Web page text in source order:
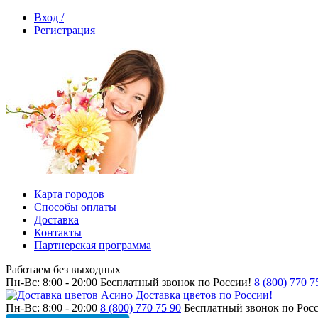
Вход /
Регистрация
Карта городов
Способы оплаты
Доставка
Контакты
Партнерская программа
Работаем без выходных
Пн-Вс: 8:00 - 20:00 Бесплатный звонок по России! 8 (800) 770
Доставка цветов по России!
Пн-Вс: 8:00 - 20:00 8 (800) 770 75 90 Бесплатный звонок по